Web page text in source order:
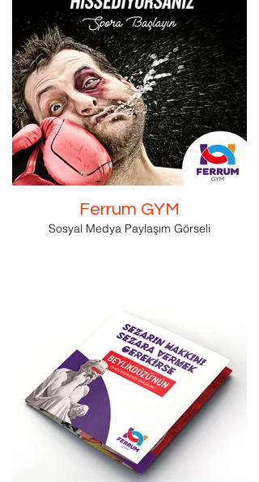
Ferrum GYM
Sosyal Medya Paylaşım Görseli